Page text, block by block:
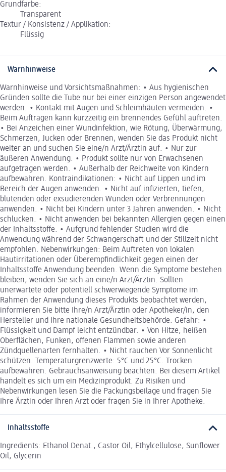
Grundfarbe:
Transparent
Textur / Konsistenz / Applikation:
Flüssig
Warnhinweise
Warnhinweise und Vorsichtsmaßnahmen: • Aus hygienischen
Gründen sollte die Tube nur bei einer einzigen Person angewendet
werden. • Kontakt mit Augen und Schleimhäuten vermeiden. •
Beim Auftragen kann kurzzeitig ein brennendes Gefühl auftreten.
• Bei Anzeichen einer Wundinfektion, wie Rötung, Überwärmung,
Schmerzen, Jucken oder Brennen, wenden Sie das Produkt nicht
weiter an und suchen Sie eine/n Arzt/Ärztin auf. • Nur zur
äußeren Anwendung. • Produkt sollte nur von Erwachsenen
aufgetragen werden. • Außerhalb der Reichweite von Kindern
aufbewahren. Kontraindikationen: • Nicht auf Lippen und im
Bereich der Augen anwenden. • Nicht auf infizierten, tiefen,
blutenden oder exsudierenden Wunden oder Verbrennungen
anwenden. • Nicht bei Kindern unter 3 Jahren anwenden. • Nicht
schlucken. • Nicht anwenden bei bekannten Allergien gegen einen
der Inhaltsstoffe. • Aufgrund fehlender Studien wird die
Anwendung während der Schwangerschaft und der Stillzeit nicht
empfohlen. Nebenwirkungen: Beim Auftreten von lokalen
Hautirritationen oder Überempfindlichkeit gegen einen der
Inhaltsstoffe Anwendung beenden. Wenn die Symptome bestehen
bleiben, wenden Sie sich an eine/n Arzt/Ärztin. Sollten
unerwartete oder potentiell schwerwiegende Symptome im
Rahmen der Anwendung dieses Produkts beobachtet werden,
informieren Sie bitte Ihre/n Arzt/Ärztin oder Apotheker/in, den
Hersteller und Ihre nationale Gesundheitsbehörde. Gefahr: •
Flüssigkeit und Dampf leicht entzündbar. • Von Hitze, heißen
Oberflächen, Funken, offenen Flammen sowie anderen
Zündquellenarten fernhalten. • Nicht rauchen Vor Sonnenlicht
schützen. Temperaturgrenzwerte: 5°C und 25°C. Trocken
aufbewahren. Gebrauchsanweisung beachten. Bei diesem Artikel
handelt es sich um ein Medizinprodukt. Zu Risiken und
Nebenwirkungen lesen Sie die Packungsbeilage und fragen Sie
Ihre Ärztin oder Ihren Arzt oder fragen Sie in Ihrer Apotheke.
Inhaltsstoffe
Ingredients: Ethanol Denat., Castor Oil, Ethylcellulose, Sunflower
Oil, Glycerin